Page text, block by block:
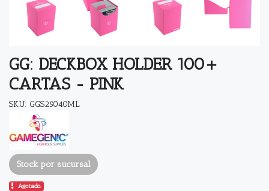
GG: DECKBOX HOLDER 100+
CARTAS - PINK
SKU: GGS25040ML
Stock por sucursal
Agotado.